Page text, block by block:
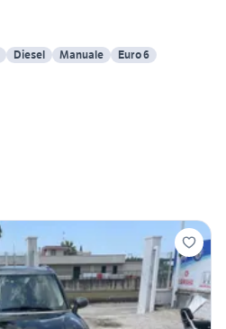
Diesel Manuale Euro 6